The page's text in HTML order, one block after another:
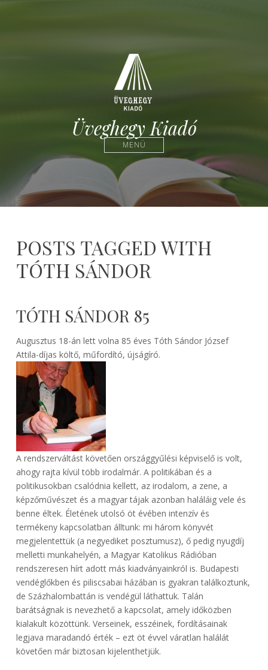
Üveghegy Kiadó
MENÜ
POSTS TAGGED WITH
TÓTH SÁNDOR
TÓTH SÁNDOR 85
Augusztus 18-án lett volna 85 éves Tóth Sándor József
Attila-díjas költő, műfordító, újságíró.
A rendszerváltást követően országgyűlési képviselő is volt,
ahogy rajta kívül több irodalmár. A politikában és a
politikusokban csalódnia kellett, az irodalom, a zene, a
képzőművészet és a magyar tájak azonban haláláig vele és
benne éltek. Életének utolsó öt évében intenzív és
termékeny kapcsolatban álltunk: mi három könyvét
megjelentettük (a negyediket posztumusz), ő pedig nyugdíj
melletti munkahelyén, a Magyar Katolikus Rádióban
rendszeresen hírt adott más kiadványainkról is. Budapesti
vendéglőkben és piliscsabai házában is gyakran találkoztunk,
de Százhalombattán is vendégül láthattuk. Talán
barátságnak is nevezhető a kapcsolat, amely időközben
kialakult közöttünk. Verseinek, esszéinek, fordításainak
legjava maradandó érték – ezt öt évvel váratlan halálát
követően már biztosan kijelenthetjük.